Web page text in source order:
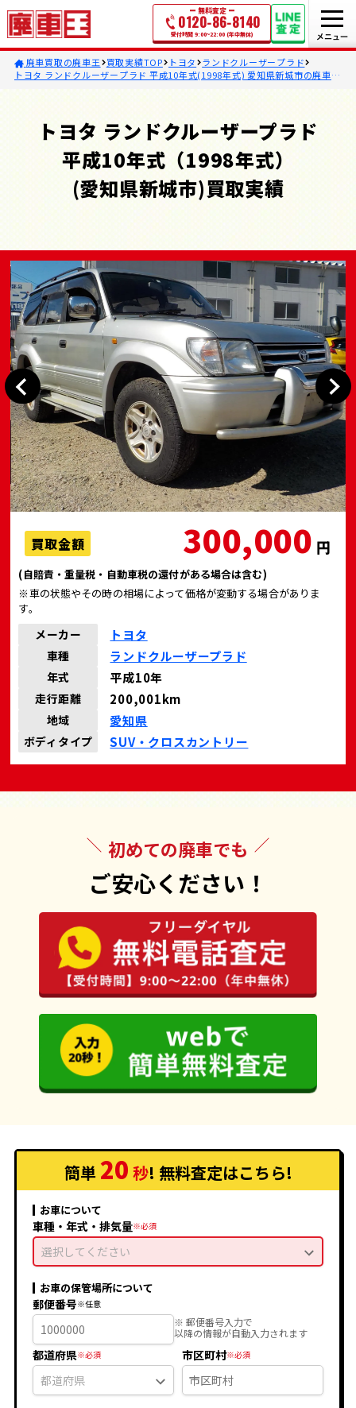
無料査定
0120-86-8140
受付時間 9:00~22:00 (年中無休)
廃車買取の廃車王 買取実績TOP トヨタ
ランドクルーザープラド
トヨタ ランドクルーザープラド 平成10年式(1998年式) 愛知県新城市の廃車買
トヨタ ランドクルーザープラド
平成10年式（1998年式）
(愛知県新城市)買取実績
買取金額 300,000 円
(自賠責・重量税・自動車税の還付がある場合は含む)
※車の状態やその時の相場によって価格が変動する場合がありま
す。
メーカー トヨタ
車種 ランドクルーザープラド
年式 平成10年
走行距離 200,001km
地域 愛知県
ボディタイプ SUV・クロスカントリー
初めての廃車でも
ご安心ください！
簡単 20 秒! 無料査定はこちら!
お車について
車種・年式・排気量
選択してください
お車の保管場所について
郵便番号
※ 郵便番号入力で
以降の情報が自動入力されます
都道府県 市区町村